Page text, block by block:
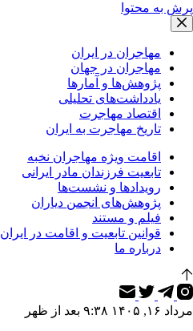
پرش به محتوا
مهاجران در ایران
مهاجران در جهان
پژوهش‌ها و آمارها
یادداشت‌های تحلیلی
اقتصاد مهاجرت
تاریخ مهاجرت به ایران
اقامت ویژه مهاجران نخبه
تابعیت فرزندان مادر ایرانی
رویدادها و نشست‌ها
پژوهش‌های انجمن دیاران
فیلم و مستند
قوانین تابعیت و اقامت در ایران
درباره ما
مرداد ۱۶, ۱۴۰۵ ۹:۳۸ بعد از ظهر